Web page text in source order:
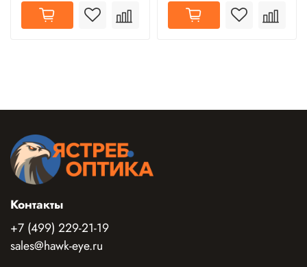
Контакты
+7 (499) 229-21-19
sales@hawk-eye.ru